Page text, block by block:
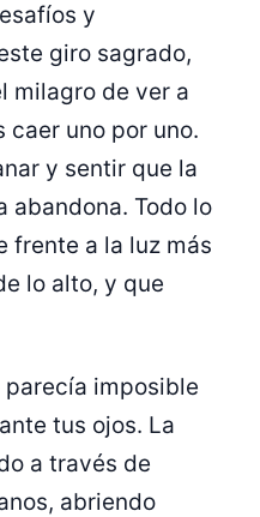
y
giro sagrado,
milagro de ver a
caer uno por uno.
y sentir que la
abandona. Todo lo
frente a la luz más
lo alto, y que
parecía imposible
tus ojos. La
a través de
abriendo